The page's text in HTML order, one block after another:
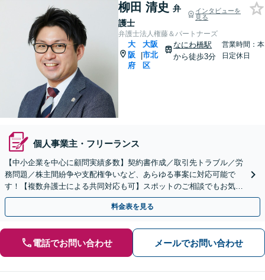
柳田 清史 弁
護士
インタビューを
見る
弁護士法人権藤＆パートナーズ
大
阪
府
|
大阪
市北
区
なにわ橋駅
から徒歩3分
営業時間：本
日定休日
個人事業主・フリーランス
【中小企業を中心に顧問実績多数】契約書作成／取引先トラブル／労
務問題／株主間紛争や支配権争いなど、あらゆる事案に対応可能で
す！【複数弁護士による共同対応も可】スポットのご相談でもお気軽
にご連絡ください。【初回相談無料】【オンライン面談可】
料金表を見る
電話でお問い合わせ メールでお問い合わせ